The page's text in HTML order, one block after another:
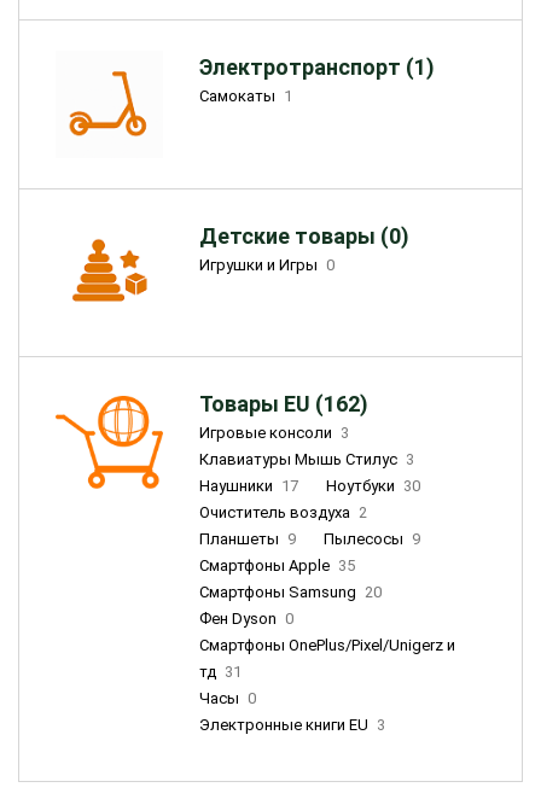
Электротранспорт (1)
Самокаты 1
Детские товары (0)
Игрушки и Игры 0
Товары EU (162)
Игровые консоли 3
Клавиатуры Мышь Стилус 3
Наушники 17 Ноутбуки 30
Очиститель воздуха 2
Планшеты 9 Пылесосы 9
Смартфоны Apple 35
Смартфоны Samsung 20
Фен Dyson 0
Смартфоны OnePlus/Pixel/Unigerz и
тд 31
Часы 0
Электронные книги EU 3